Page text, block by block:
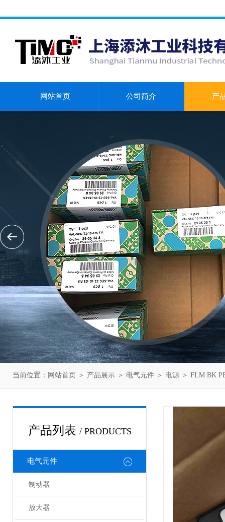
网站首页 公司简介 产
当前位置： 网站首页 ＞ 产品展示 ＞ 电气元件 ＞ 电源 ＞ FLM BK
产品列表 / PRODUCTS
电气元件
制动器
放大器